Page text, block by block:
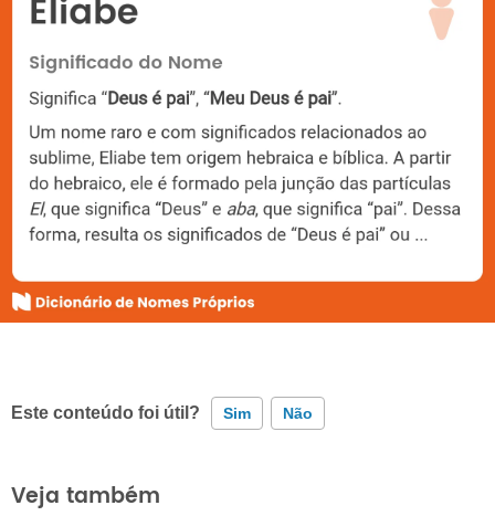
Este conteúdo foi útil? Sim Não
Este conteúdo contém informação incorreta
Veja também